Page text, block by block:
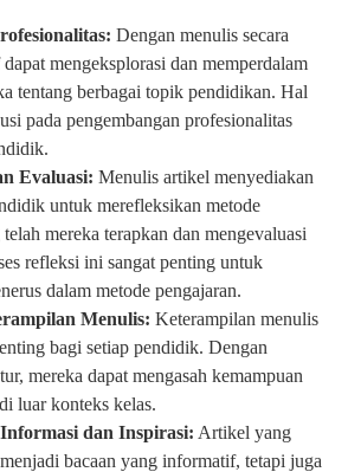
Dengan menulis secara
mengeksplorasi dan memperdalam
tentang berbagai topik pendidikan. Hal
pada pengembangan profesionalitas
Evaluasi: Menulis artikel menyediakan
untuk merefleksikan metode
mereka terapkan dan mengevaluasi
refleksi ini sangat penting untuk
dalam metode pengajaran.
Menulis: Keterampilan menulis
bagi setiap pendidik. Dengan
mereka dapat mengasah kemampuan
luar konteks kelas.
dan Inspirasi: Artikel yang
bacaan yang informatif, tetapi juga